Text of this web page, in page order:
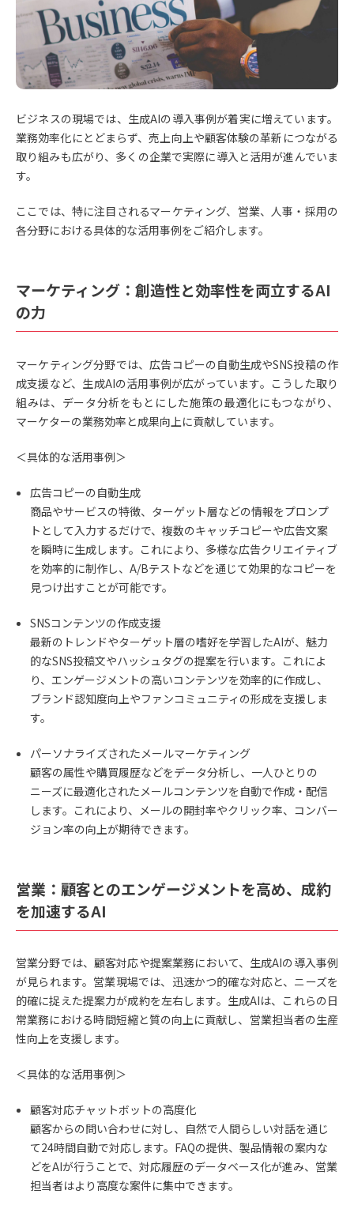
ビジネスの現場では、生成AIの導入事例が着実に増えています。
業務効率化にとどまらず、売上向上や顧客体験の革新につながる
取り組みも広がり、多くの企業で実際に導入と活用が進んでいま
す。
ここでは、特に注目されるマーケティング、営業、人事・採用の
各分野における具体的な活用事例をご紹介します。
マーケティング：創造性と効率性を両立するAI
の力
マーケティング分野では、広告コピーの自動生成やSNS投稿の作
成支援など、生成AIの活用事例が広がっています。こうした取り
組みは、データ分析をもとにした施策の最適化にもつながり、
マーケターの業務効率と成果向上に貢献しています。
＜具体的な活用事例＞
広告コピーの自動生成
商品やサービスの特徴、ターゲット層などの情報をプロンプ
トとして入力するだけで、複数のキャッチコピーや広告文案
を瞬時に生成します。これにより、多様な広告クリエイティブ
を効率的に制作し、A/Bテストなどを通じて効果的なコピーを
見つけ出すことが可能です。
SNSコンテンツの作成支援
最新のトレンドやターゲット層の嗜好を学習したAIが、魅力
的なSNS投稿文やハッシュタグの提案を行います。これによ
り、エンゲージメントの高いコンテンツを効率的に作成し、
ブランド認知度向上やファンコミュニティの形成を支援しま
す。
パーソナライズされたメールマーケティング
顧客の属性や購買履歴などをデータ分析し、一人ひとりの
ニーズに最適化されたメールコンテンツを自動で作成・配信
します。これにより、メールの開封率やクリック率、コンバー
ジョン率の向上が期待できます。
営業：顧客とのエンゲージメントを高め、成約
を加速するAI
営業分野では、顧客対応や提案業務において、生成AIの導入事例
が見られます。営業現場では、迅速かつ的確な対応と、ニーズを
的確に捉えた提案力が成約を左右します。生成AIは、これらの日
常業務における時間短縮と質の向上に貢献し、営業担当者の生産
性向上を支援します。
＜具体的な活用事例＞
顧客対応チャットボットの高度化
顧客からの問い合わせに対し、自然で人間らしい対話を通じ
て24時間自動で対応します。FAQの提供、製品情報の案内な
どをAIが行うことで、対応履歴のデータベース化が進み、営業
担当者はより高度な案件に集中できます。